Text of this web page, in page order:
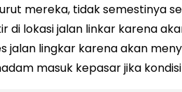
mereka, tidak semestinya
di lokasi jalan linkar karena
jalan lingkar karena akan
masuk kepasar jika